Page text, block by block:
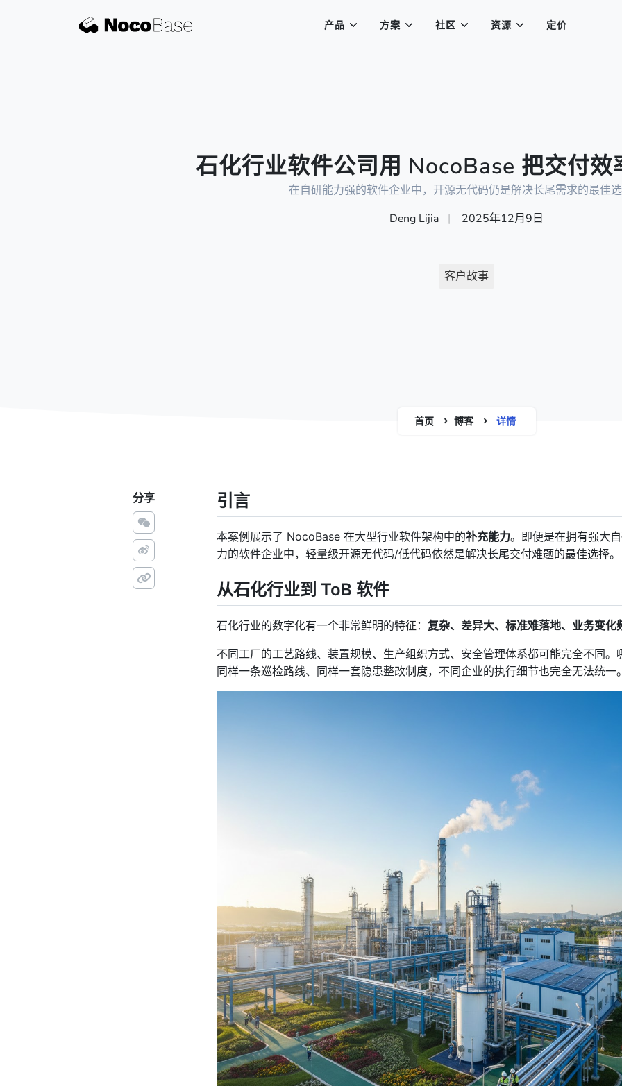
产品 方案 社区 资源 定价
石化行业软件公司用 NocoBase 把交付
在自研能力强的软件企业中，开源无代码仍是解决长尾需求的最佳选
Deng Lijia
| 2025年12月9日
客户故事
首页 博客 详情
分享 引言
本案例展示了 NocoBase 在大型行业软件架构中的补充能力。即便是在拥有强大
力的软件企业中，轻量级开源无代码/低代码依然是解决长尾交付难题的最佳选择。
从石化行业到 ToB 软件
石化行业的数字化有一个非常鲜明的特征： 复杂、差异大、标准难落地、业务变化
不同工厂的工艺路线、装置规模、生产组织方式、安全管理体系都可能完全不同。
同样一条巡检路线、同样一套隐患整改制度，不同企业的执行细节也完全无法统一。